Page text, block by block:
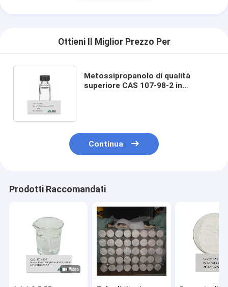
Ottieni Il Miglior Prezzo Per
Metossipropanolo di qualità
superiore CAS 107-98-2 in
Continua
Prodotti Raccomandati